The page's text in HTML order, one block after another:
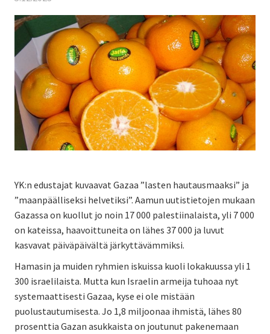
YK:n edustajat kuvaavat Gazaa ”lasten hautausmaaksi” ja
”maanpäälliseksi helvetiksi”. Aamun uutistietojen mukaan
Gazassa on kuollut jo noin 17 000 palestiinalaista, yli 7 000
on kateissa, haavoittuneita on lähes 37 000 ja luvut
kasvavat päiväpäivältä järkyttävämmiksi.
Hamasin ja muiden ryhmien iskuissa kuoli lokakuussa yli 1
300 israelilaista. Mutta kun Israelin armeija tuhoaa nyt
systemaattisesti Gazaa, kyse ei ole mistään
puolustautumisesta. Jo 1,8 miljoonaa ihmistä, lähes 80
prosenttia Gazan asukkaista on joutunut pakenemaan